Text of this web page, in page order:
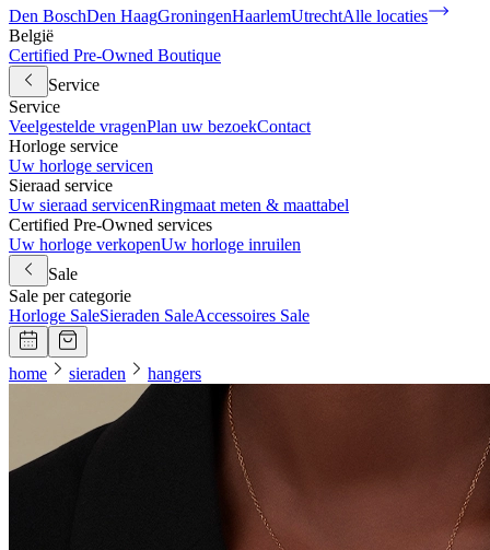
Den BoschDen HaagGroningenHaarlemUtrechtAlle locaties
België
Certified Pre-Owned Boutique
Service
Service
Veelgestelde vragenPlan uw bezoekContact
Horloge service
Uw horloge servicen
Sieraad service
Uw sieraad servicenRingmaat meten & maattabel
Certified Pre-Owned services
Uw horloge verkopenUw horloge inruilen
Sale
Sale per categorie
Horloge SaleSieraden SaleAccessoires Sale
home sieraden hangers